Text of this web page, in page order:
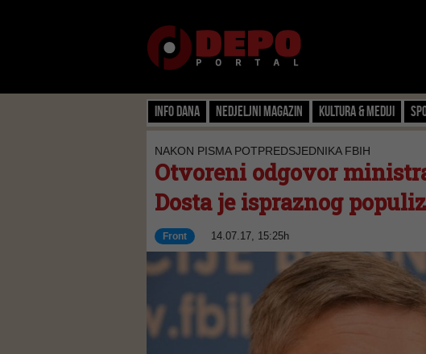
Info dana Nedjeljni magazin Kultura & Mediji
NAKON PISMA POTPREDSJEDNIKA FBIH
Otvoreni odgovor
Dosta je ispraznog
Front 14.07.17, 15:25h